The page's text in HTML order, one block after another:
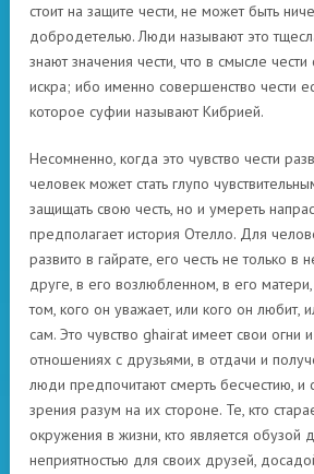
стоит на защите чести, не может быть
добродетелью. Люди называют это
знают значения чести, что в смысле
искра; ибо именно совершенство чести
которое суфии называют Кибрией.
Несомненно, когда это чувство чести
человек может стать глупо
защищать свою честь, но и умереть
предполагает история Отелло. Для
развито в гайрате, его честь не только в
друге, в его возлюбленном, в его
том, кого он уважает, или кого он любит,
сам. Это чувство ghairat имеет свои огни
отношениях с друзьями, в отдачи и
люди предпочитают смерть бесчестию, и
зрения разум на их стороне. Те, кто
окружения в жизни, кто является обузой
неприятностью для своих друзей,